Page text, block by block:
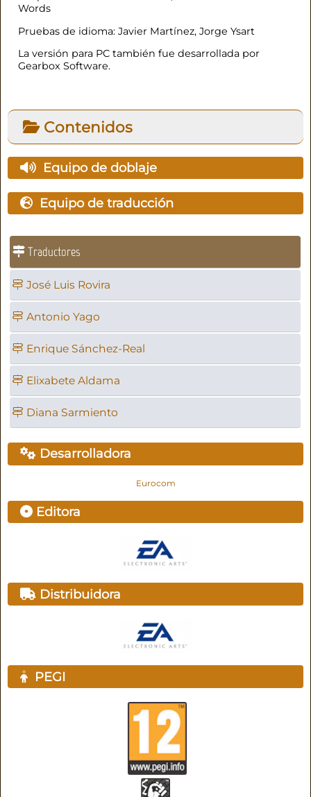
Words
Pruebas de idioma: Javier Martínez, Jorge Ysart
La versión para PC también fue desarrollada por
Gearbox Software.
Contenidos
Equipo de doblaje
Equipo de traducción
Traductores
José Luis Rovira
Antonio Yago
Enrique Sánchez-Real
Elixabete Aldama
Diana Sarmiento
Desarrolladora
Eurocom
Editora
Distribuidora
PEGI